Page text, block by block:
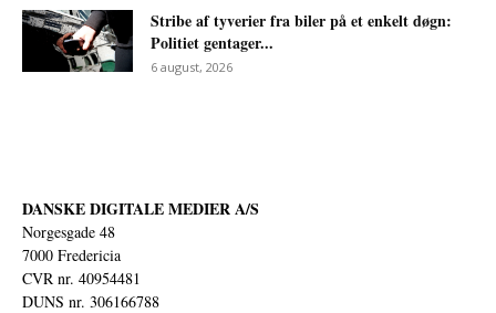
Stribe af tyverier fra biler på et enkelt døgn:
Politiet gentager...
6 august, 2026
DANSKE DIGITALE MEDIER A/S
Norgesgade 48
7000 Fredericia
CVR nr. 40954481
DUNS nr. 306166788